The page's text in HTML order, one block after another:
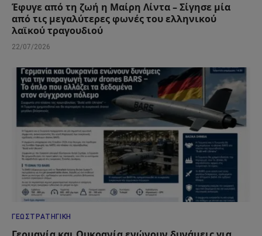
Έφυγε από τη ζωή η Μαίρη Λίντα – Σίγησε μία
από τις μεγαλύτερες φωνές του ελληνικού
λαϊκού τραγουδιού
22/07/2026
ΓΕΩΣΤΡΑΤΗΓΙΚΉ